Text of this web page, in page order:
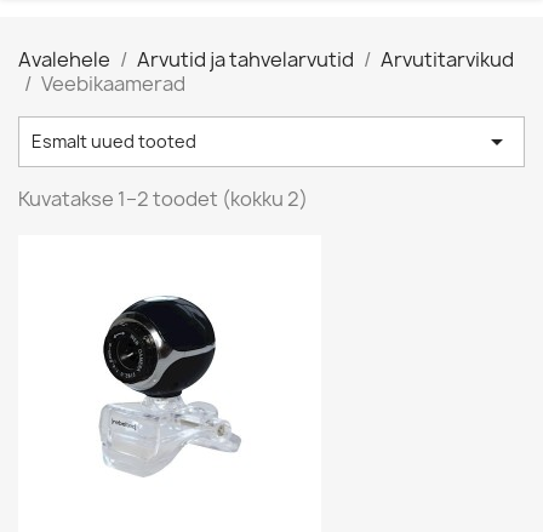
Avalehele Arvutid ja tahvelarvutid
Arvutitarvikud
Veebikaamerad
Очистить
Цена
€
€
ПОКАЗАТЬ ТОВАРЫ
Esmalt uued tooted 
Kuvatakse 1–2 toodet (kokku 2)